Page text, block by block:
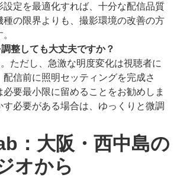
設定を最適化すれば、十分な配信品質
種の限界よりも、撮影環境の改善の方
整しても大丈夫ですか？
ただし、急激な明度変化は視聴者に
信前に照明セッティングを完成さ
要最小限に留めることをお勧めしま
必要がある場合は、ゆっくりと微調
：大阪・西中島の
オから